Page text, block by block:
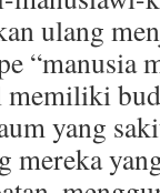
ulang
“manusia
yang